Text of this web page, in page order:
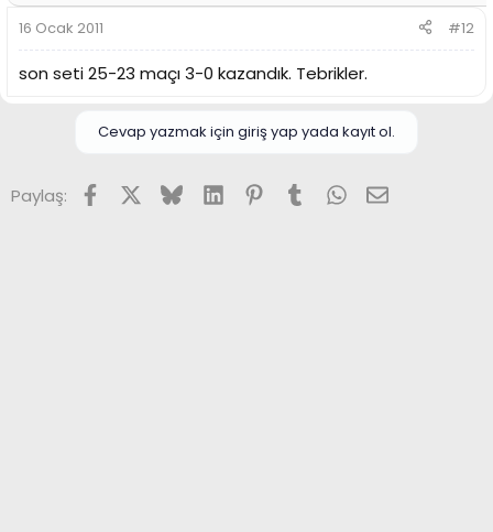
16 Ocak 2011 #12
son seti 25-23 maçı 3-0 kazandık. Tebrikler.
Cevap yazmak için giriş yap yada kayıt ol.
Paylaş: FacebookX (Twitter)
BlueskyLinkedInPinterest
TumblrWhatsApp
E-posta